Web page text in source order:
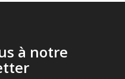
à notre